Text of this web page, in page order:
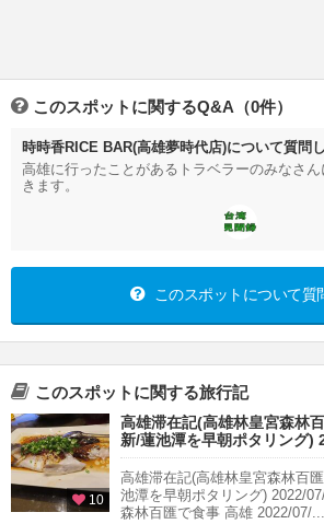
このスポットに関するQ&A（0件）
時時香RICE BAR(高雄夢時代店)について質問
高雄に行ったことがあるトラベラーのみなさ
きます。
このスポットについて質
このスポットに関する旅行記
10
高雄滞在記(高雄林皇宮森林
新/蓮池潭を早朝ポタリング
高雄滞在記(高雄林皇宮森林百
池潭を早朝ポタリング) 2022/
森林百匯で食事 高雄 2022/07/...